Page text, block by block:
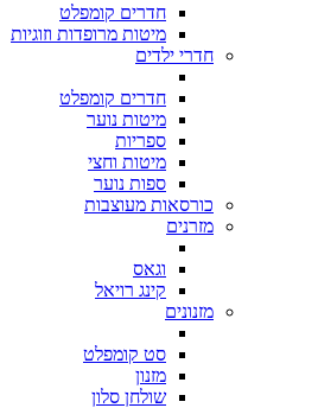
חדרים קומפלט
מיטות מרופדות וזוגיות
חדרי ילדים
חדרים קומפלט
מיטות נוער
ספריות
מיטות וחצי
ספות נוער
כורסאות מעוצבות
מזרנים
וגאס
קינג רויאל
מזנונים
סט קומפלט
מזנון
שולחן סלון